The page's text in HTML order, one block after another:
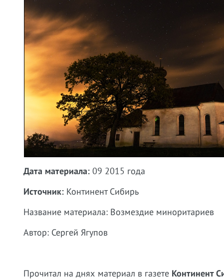
Дата материала: 09 2015 года
Источник: Континент Сибирь
Название материала: Возмездие миноритариев
Автор: Сергей Ягупов
Прочитал на днях материал в газете Континент